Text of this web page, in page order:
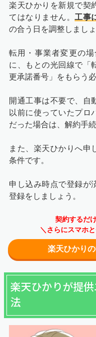
楽天ひかりを新規で契
てはなりません。 工事
の合う日を調整しましょ
転用・事業者変更の
に、もとの光回線で「
更承諾番号」をもらう
開通工事は不要で、自
以前に使っていたプロ
だった場合は、解約手
また、楽天ひかりへ申
条件です。
申し込み時点で登録が
登録をしましょう。
契約するだ
＼さらにスマホ
楽天ひかり
楽天ひかりが提
法